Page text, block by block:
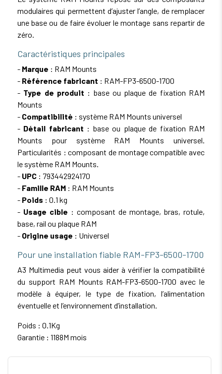
modulaires qui permettent d’ajuster l’angle, de remplacer
une base ou de faire évoluer le montage sans repartir de
zéro.
Caractéristiques principales
- Marque : RAM Mounts
- Référence fabricant : RAM-FP3-6500-1700
- Type de produit : base ou plaque de fixation RAM
Mounts
- Compatibilité : système RAM Mounts universel
- Détail fabricant : base ou plaque de fixation RAM
Mounts pour système RAM Mounts universel.
Particularités : composant de montage compatible avec
le système RAM Mounts.
- UPC : 793442924170
- Famille RAM : RAM Mounts
- Poids : 0.1 kg
- Usage cible : composant de montage, bras, rotule,
base, rail ou plaque RAM
- Origine usage : Universel
Pour une installation fiable RAM-FP3-6500-1700
A3 Multimedia peut vous aider à vérifier la compatibilité
du support RAM Mounts RAM-FP3-6500-1700 avec le
modèle à équiper, le type de fixation, l’alimentation
éventuelle et l’environnement d’installation.
Poids : 0.1Kg
Garantie : 1188M mois